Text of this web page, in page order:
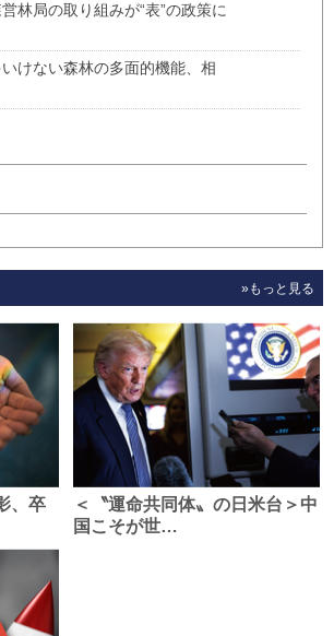
林局の取り組みが“表”の政策に
けない森林の多面的機能、相
»もっと見る
、卒
＜〝運命共同体〟の日米台＞中
国こそが世…